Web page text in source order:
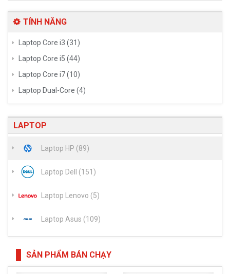
TÍNH NĂNG
Laptop Core i3 (31)
Laptop Core i5 (44)
Laptop Core i7 (10)
Laptop Dual-Core (4)
LAPTOP
Laptop HP (89)
Laptop Dell (151)
Laptop Lenovo (5)
Laptop Asus (109)
SẢN PHẨM BÁN CHẠY